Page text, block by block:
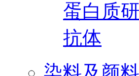
蛋白质
抗体